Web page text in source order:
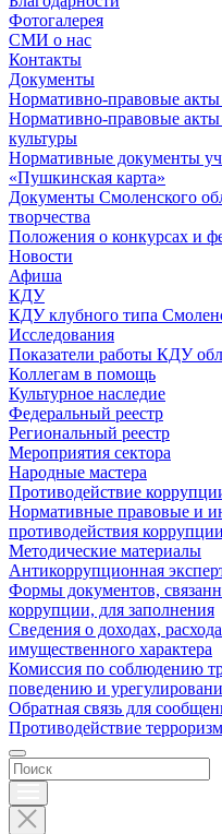
Фотогалерея
СМИ о нас
Контакты
Документы
Нормативно-правовые акты
Нормативно-правовые
культуры
Нормативные документы
«Пушкинская карта»
Документы Смоленского
творчества
Положения о конкурсах и
Новости
Афиша
КДУ
КДУ клубного типа
Исследования
Показатели работы КДУ
Коллегам в помощь
Культурное наследие
Федеральный реестр
Региональный реестр
Мероприятия сектора
Народные мастера
Противодействие
Нормативные правовые и
противодействия коррупции
Методические материалы
Антикоррупционная
Формы документов,
коррупции, для заполнения
Сведения о доходах,
имущественного характера
Комиссия по соблюдению
поведению и
Обратная связь для
Противодействие